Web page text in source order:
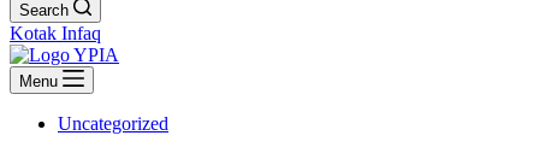
Search
Kotak Infaq
Menu
Uncategorized